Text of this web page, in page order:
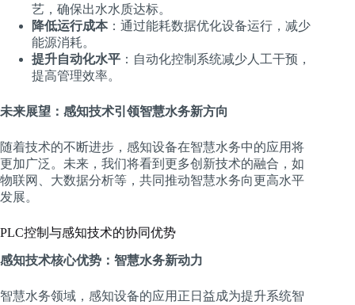
艺，确保出水水质达标。
降低运行成本：通过能耗数据优化设备运行，减少
能源消耗。
提升自动化水平 ：自动化控制系统减少人工干预，
提高管理效率。
未来展望：感知技术引领智慧水务新方向
随着技术的不断进步，感知设备在智慧水务中的应用将
更加广泛。未来，我们将看到更多创新技术的融合，如
物联网、大数据分析等，共同推动智慧水务向更高水平
发展。
PLC控制与感知技术的协同优势
感知技术核心优势：智慧水务新动力
智慧水务领域，感知设备的应用正日益成为提升系统智